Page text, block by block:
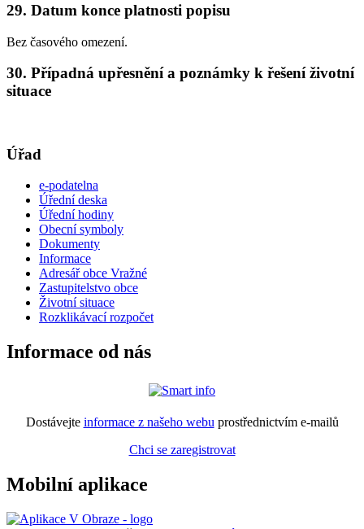
29. Datum konce platnosti popisu
Bez časového omezení.
30. Případná upřesnění a poznámky k řešení životní
situace
Úřad
e-podatelna
Úřední deska
Úřední hodiny
Obecní symboly
Dokumenty
Informace
Adresář obce Vražné
Zastupitelstvo obce
Životní situace
Rozklikávací rozpočet
Informace od nás
Dostávejte informace z našeho webu prostřednictvím e-mailů
Chci se zaregistrovat
Mobilní aplikace